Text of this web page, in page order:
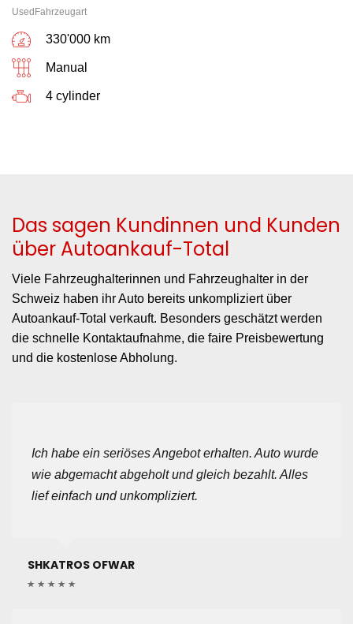
UsedFahrzeugart
330'000 km
Manual
4 cylinder
Das sagen Kundinnen und Kunden
über Autoankauf-Total
Viele Fahrzeughalterinnen und Fahrzeughalter in der
Schweiz haben ihr Auto bereits unkompliziert über
Autoankauf-Total verkauft. Besonders geschätzt werden
die schnelle Kontaktaufnahme, die faire Preisbewertung
und die kostenlose Abholung.
Ich habe ein seriöses Angebot erhalten. Auto wurde
wie abgemacht abgeholt und gleich bezahlt. Alles
lief einfach und unkompliziert.
SHKATROS OFWAR